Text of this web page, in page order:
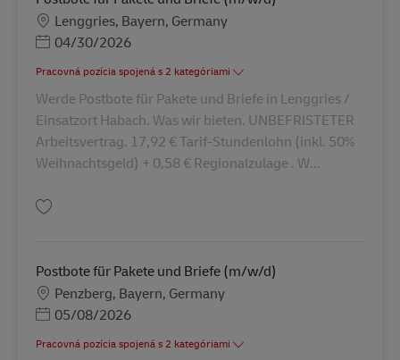
MiestoLenggries, Bayern, Germany
Posted Date
04/30/2026
Pracovná pozícia spojená s 2 kategóriami
Werde Postbote für Pakete und Briefe in Lenggries /
Einsatzort Habach. Was wir bieten. UNBEFRISTETER
Arbeitsvertrag. 17,92 € Tarif-Stundenlohn (inkl. 50%
Weihnachtsgeld) + 0,58 € Regionalzulage . W...
Postbote für Pakete und Briefe (m/w/d)
MiestoPenzberg, Bayern, Germany
Posted Date
05/08/2026
Pracovná pozícia spojená s 2 kategóriami